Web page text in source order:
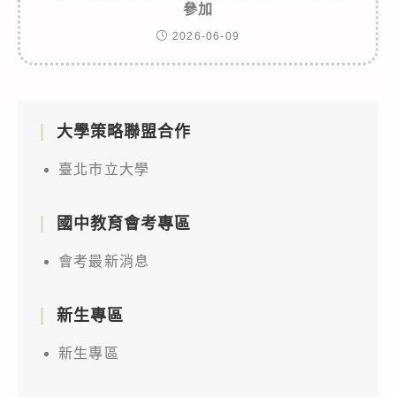
參加
2026-06-09
大學策略聯盟合作
臺北市立大學
國中教育會考專區
會考最新消息
新生專區
新生專區